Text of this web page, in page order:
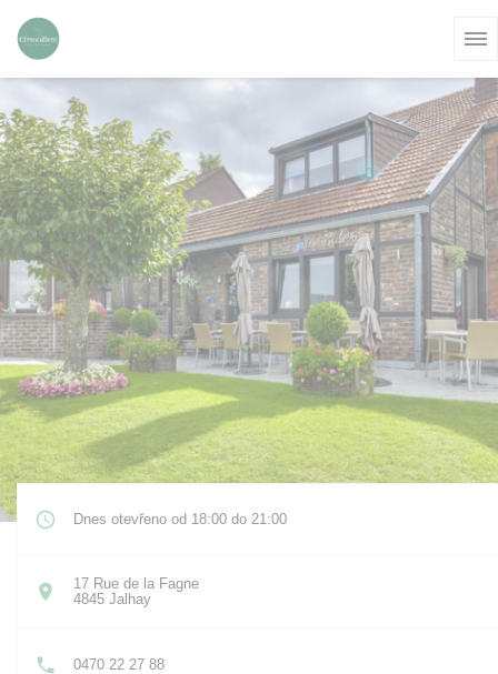
Dnes otevřeno od 18:00 do 21:00
17 Rue de la Fagne
4845 Jalhay((otevře se v novém okně))
0470 22 27 88